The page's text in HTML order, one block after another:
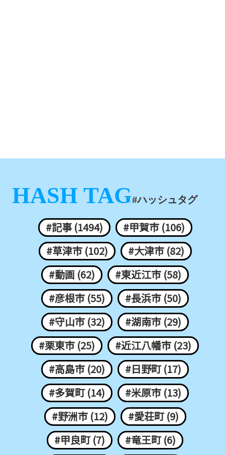
HASH TAG#ハッシュタグ
#記事 (1494)
#甲賀市 (106)
#草津市 (102)
#大津市 (82)
#動画 (62)
#東近江市 (58)
#彦根市 (55)
#長浜市 (50)
#守山市 (32)
#湖南市 (29)
#栗東市 (25)
#近江八幡市 (23)
#高島市 (20)
#日野町 (17)
#多賀町 (14)
#米原市 (13)
#野洲市 (12)
#愛荘町 (9)
#甲良町 (7)
#竜王町 (6)